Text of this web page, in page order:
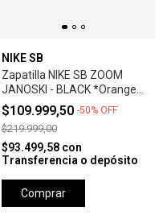
NIKE SB
Zapatilla NIKE SB ZOOM
JANOSKI - BLACK *Orange
Label*
$109.999,50 -50% OFF
$219.999,00
$93.499,58 con
Transferencia o depósito
Comprar